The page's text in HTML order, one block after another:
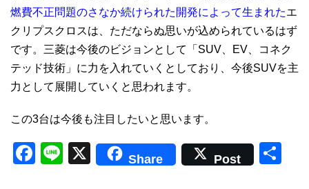
燃費不正問題のさなか続けられた開発によって生まれたエ
クリプスクロスは、ただならぬ思いが込められているはず
です。三菱は今後のビジョンとして「SUV、EV、コネク
テッド技術」に力を入れていくとしており、今後SUVを主
力として展開していくと思われます。
この3台は今後も注目したいと思います。
F
Li
X Share Post